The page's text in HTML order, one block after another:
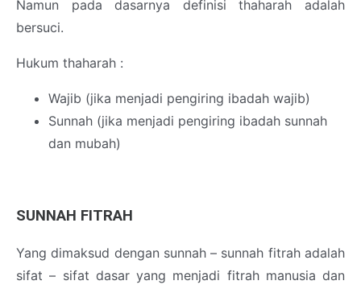
Namun pada dasarnya definisi thaharah adalah
bersuci.
Hukum thaharah :
Wajib (jika menjadi pengiring ibadah wajib)
Sunnah (jika menjadi pengiring ibadah sunnah
dan mubah)
SUNNAH FITRAH
Yang dimaksud dengan sunnah – sunnah fitrah adalah
sifat – sifat dasar yang menjadi fitrah manusia dan